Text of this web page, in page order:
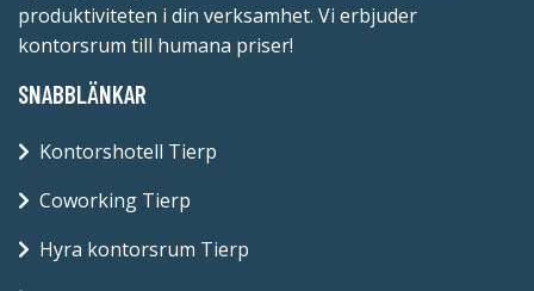
produktiviteten i din verksamhet. Vi erbjuder
kontorsrum till humana priser!
SNABBLÄNKAR
Kontorshotell Tierp
Coworking Tierp
Hyra kontorsrum Tierp